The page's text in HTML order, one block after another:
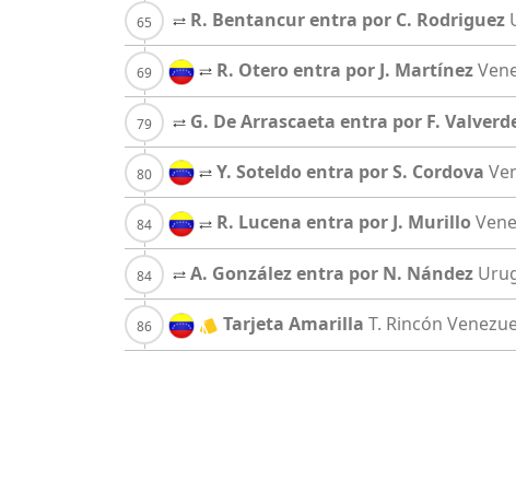
R. Bentancur entra por C. Rodriguez
R. Otero entra por J. Martínez
G. De Arrascaeta entra por F.
Y. Soteldo entra por S. Cordova
R. Lucena entra por J. Murillo
A. González entra por N. Nández
Tarjeta Amarilla T. Rincón